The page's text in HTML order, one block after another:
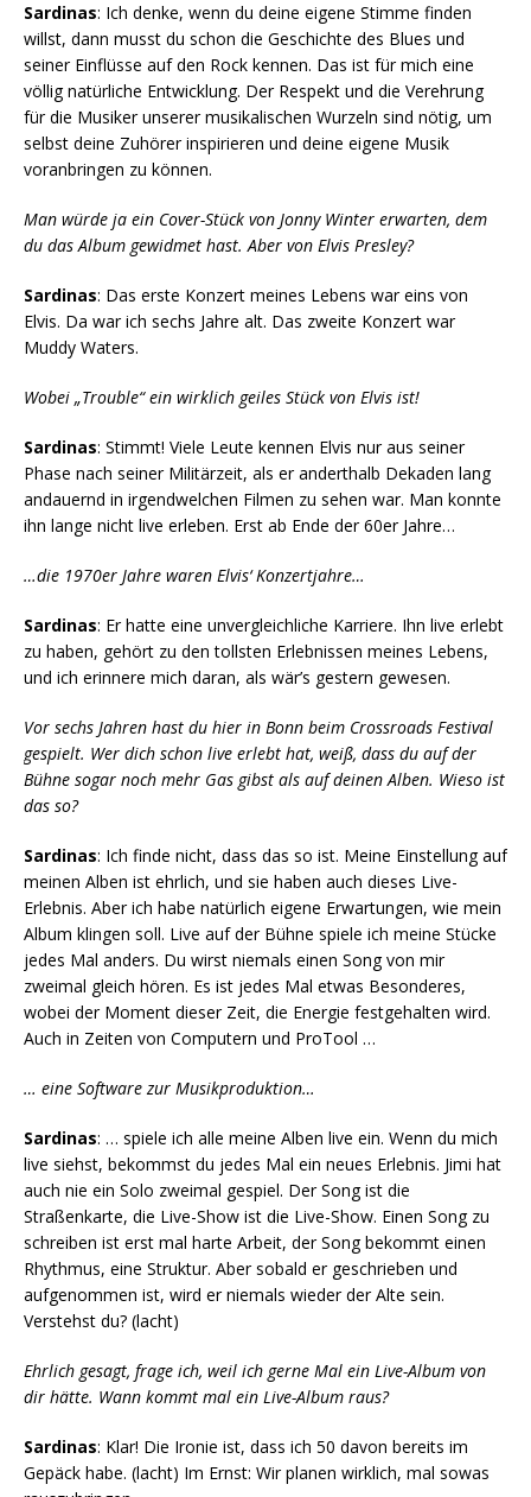
Sardinas: Ich denke, wenn du deine eigene Stimme finden
willst, dann musst du schon die Geschichte des Blues und
seiner Einflüsse auf den Rock kennen. Das ist für mich eine
völlig natürliche Entwicklung. Der Respekt und die Verehrung
für die Musiker unserer musikalischen Wurzeln sind nötig, um
selbst deine Zuhörer inspirieren und deine eigene Musik
voranbringen zu können.
Man würde ja ein Cover-Stück von Jonny Winter erwarten, dem
du das Album gewidmet hast. Aber von Elvis Presley?
Sardinas: Das erste Konzert meines Lebens war eins von
Elvis. Da war ich sechs Jahre alt. Das zweite Konzert war
Muddy Waters.
Wobei „Trouble“ ein wirklich geiles Stück von Elvis ist!
Sardinas: Stimmt! Viele Leute kennen Elvis nur aus seiner
Phase nach seiner Militärzeit, als er anderthalb Dekaden lang
andauernd in irgendwelchen Filmen zu sehen war. Man konnte
ihn lange nicht live erleben. Erst ab Ende der 60er Jahre…
…die 1970er Jahre waren Elvis‘ Konzertjahre…
Sardinas: Er hatte eine unvergleichliche Karriere. Ihn live erlebt
zu haben, gehört zu den tollsten Erlebnissen meines Lebens,
und ich erinnere mich daran, als wär’s gestern gewesen.
Vor sechs Jahren hast du hier in Bonn beim Crossroads Festival
gespielt. Wer dich schon live erlebt hat, weiß, dass du auf der
Bühne sogar noch mehr Gas gibst als auf deinen Alben. Wieso ist
das so?
Sardinas: Ich finde nicht, dass das so ist. Meine Einstellung auf
meinen Alben ist ehrlich, und sie haben auch dieses Live-
Erlebnis. Aber ich habe natürlich eigene Erwartungen, wie mein
Album klingen soll. Live auf der Bühne spiele ich meine Stücke
jedes Mal anders. Du wirst niemals einen Song von mir
zweimal gleich hören. Es ist jedes Mal etwas Besonderes,
wobei der Moment dieser Zeit, die Energie festgehalten wird.
Auch in Zeiten von Computern und ProTool …
… eine Software zur Musikproduktion…
Sardinas: … spiele ich alle meine Alben live ein. Wenn du mich
live siehst, bekommst du jedes Mal ein neues Erlebnis. Jimi hat
auch nie ein Solo zweimal gespiel. Der Song ist die
Straßenkarte, die Live-Show ist die Live-Show. Einen Song zu
schreiben ist erst mal harte Arbeit, der Song bekommt einen
Rhythmus, eine Struktur. Aber sobald er geschrieben und
aufgenommen ist, wird er niemals wieder der Alte sein.
Verstehst du? (lacht)
Ehrlich gesagt, frage ich, weil ich gerne Mal ein Live-Album von
dir hätte. Wann kommt mal ein Live-Album raus?
Sardinas: Klar! Die Ironie ist, dass ich 50 davon bereits im
Gepäck habe. (lacht) Im Ernst: Wir planen wirklich, mal sowas